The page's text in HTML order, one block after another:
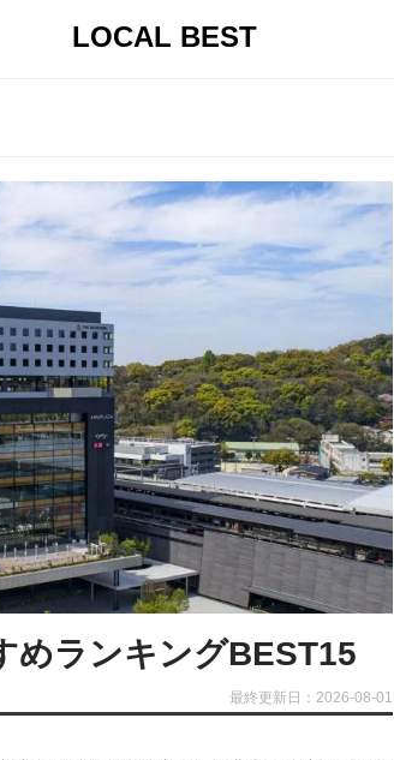
LOCAL BEST
めランキングBEST15
最終更新日：2026-08-01